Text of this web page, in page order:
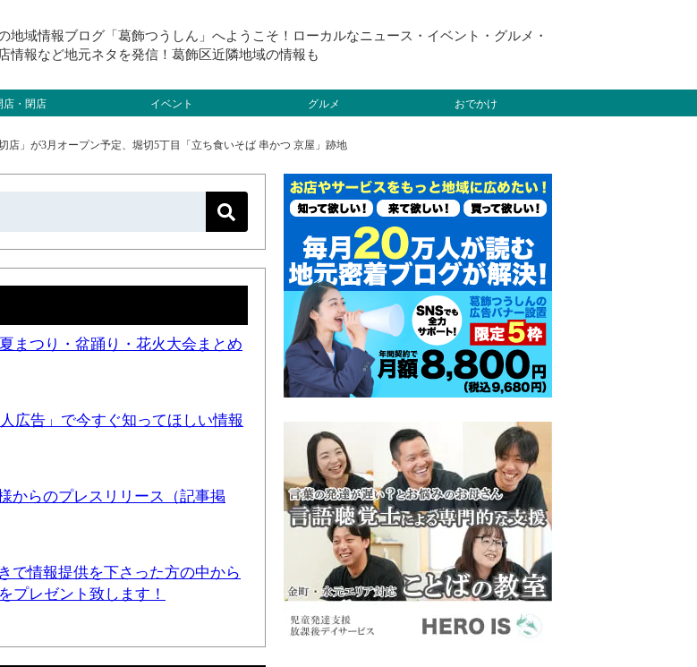
地域情報ブログ「葛飾つうしん」へようこそ！ローカルなニュース・イベント・グルメ・
情報など地元ネタを発信！葛飾区近隣地域の情報も
店・閉店 イベント グルメ おでかけ
店」が3月オープン予定、堀切5丁目「立ち食いそば 串かつ 京屋」跡地
まつり・盆踊り・花火大会まとめ
広告」で今すぐ知ってほしい情報
からのプレスリリース（記事掲
で情報提供を下さった方の中から
プレゼント致します！